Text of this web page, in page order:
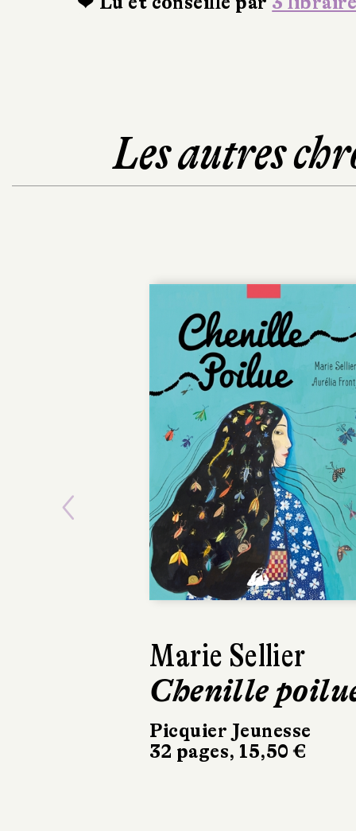
Les autres
Marie Sellier
Chenille
Picquier Jeunesse
32 pages, 15,50 €
Previous